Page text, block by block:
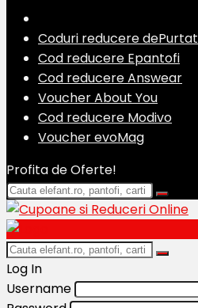
Coduri reducere dePurtat
Cod reducere Epantofi
Cod reducere Answear
Voucher About You
Cod reducere Modivo
Voucher evoMag
Profita de Oferte!
Log In
Username